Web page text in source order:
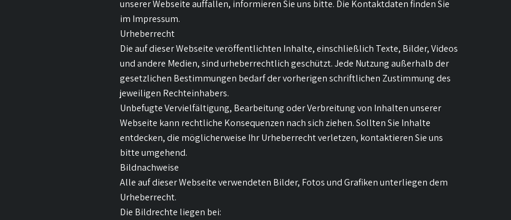
unserer Webseite auffallen, informieren Sie uns bitte. Die Kontaktdaten finden Sie
im Impressum.
Urheberrecht
Die auf dieser Webseite veröffentlichten Inhalte, einschließlich Texte, Bilder, Videos
und andere Medien, sind urheberrechtlich geschützt. Jede Nutzung außerhalb der
gesetzlichen Bestimmungen bedarf der vorherigen schriftlichen Zustimmung des
jeweiligen Rechteinhabers.
Unbefugte Vervielfältigung, Bearbeitung oder Verbreitung von Inhalten unserer
Webseite kann rechtliche Konsequenzen nach sich ziehen. Sollten Sie Inhalte
entdecken, die möglicherweise Ihr Urheberrecht verletzen, kontaktieren Sie uns
bitte umgehend.
Bildnachweise
Alle auf dieser Webseite verwendeten Bilder, Fotos und Grafiken unterliegen dem
Urheberrecht.
Die Bildrechte liegen bei: